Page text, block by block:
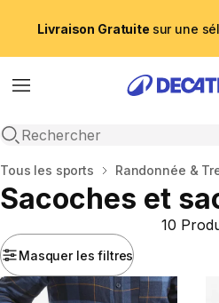
Livraison Gratuite sur une
Menu
Recherche ouverte
Accueil
Tous les sports Randonnée &
Sacoches et
Masquer les filtres
10